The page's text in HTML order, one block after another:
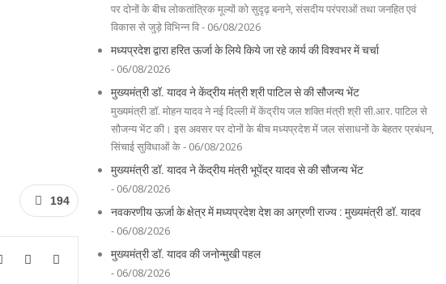
194
पर दोनों के बीच लोकतांत्रिक मूल्यों को सुदृढ़ बनाने, संसदीय परंपराओं तथा जनहित एवं
विकास से जुड़े विभिन्न वि - 06/08/2026
मध्यप्रदेश द्वारा हरित ऊर्जा के लिये किये जा रहे कार्य की विश्वभर में चर्चा
- 06/08/2026
मुख्यमंत्री डॉ. यादव ने केंद्रीय मंत्री श्री पाटिल से की सौजन्य भेंट
मुख्यमंत्री डॉ. मोहन यादव ने नई दिल्ली में केंद्रीय जल शक्ति मंत्री श्री सी.आर. पाटिल से
सौजन्य भेंट की। इस अवसर पर दोनों के बीच मध्यप्रदेश में जल संसाधनों के बेहतर प्रबंधन,
सिंचाई सुविधाओं के - 06/08/2026
मुख्यमंत्री डॉ. यादव ने केंद्रीय मंत्री भूपेंद्र यादव से की सौजन्य भेंट
- 06/08/2026
नवकरणीय ऊर्जा के क्षेत्र में मध्यप्रदेश देश का अग्रणी राज्य : मुख्यमंत्री डॉ. यादव
- 06/08/2026
मुख्यमंत्री डॉ. यादव की जनोन्मुखी पहल
- 06/08/2026